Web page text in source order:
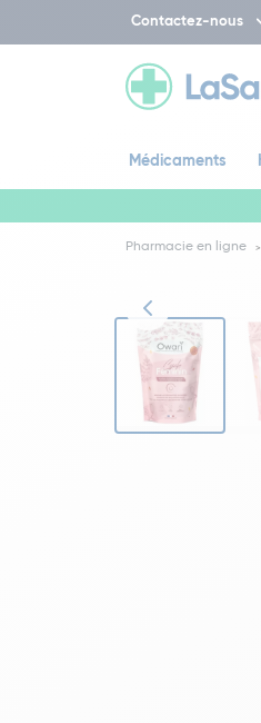
Contactez-nous
Médicaments
Pharmacie en ligne